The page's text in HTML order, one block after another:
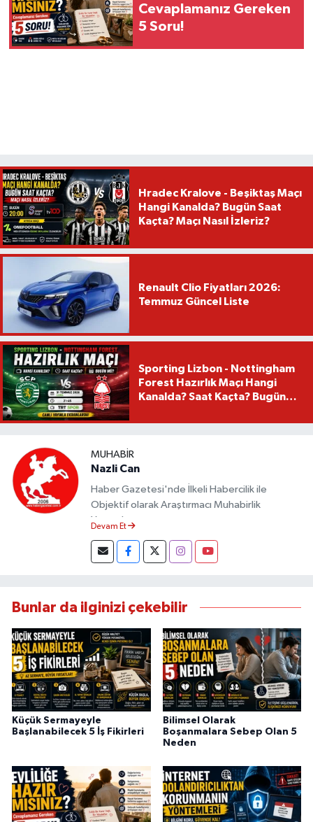
Cevaplamanız Gereken
5 Soru!
Hradec Kralove - Beşiktaş Maçı
Hangi Kanalda? Bugün Saat
Kaçta? Maçı Nasıl İzleriz?
Renault Clio Fiyatları 2026:
Temmuz Güncel Liste
Sporting Lizbon - Nottingham
Forest Hazırlık Maçı Hangi
Kanalda? Saat Kaçta? Bugün
MUHABIR
Nazli Can
Haber Gazetesi'nde İlkeli Habercilik ile
Objektif olarak Araştırmacı Muhabirlik
Yapmaktayım.
Devam Et
Bunlar da ilginizi çekebilir
Küçük Sermayeyle
Başlanabilecek 5 İş Fikirleri
Bilimsel Olarak
Boşanmalara Sebep Olan 5
Neden